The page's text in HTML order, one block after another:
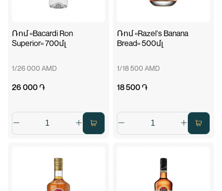
Ռոմ «Bacardi Ron
Superior» 700մլ
1/26 000 AMD
26 000 ֏
Ռոմ «Razel's Banana
Bread» 500մլ
1/18 500 AMD
18 500 ֏